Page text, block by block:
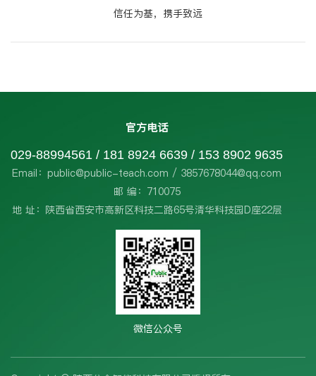
信任为基，携手致远
官方电话
029-88994561 / 181 8924 6639 / 153 8902 9635
Email：public@public-teach.com / 3857678044@qq.com
邮 编：710075
地 址：陕西省西安市高新区科技二路65号清华科技园D座22层
微信公众号